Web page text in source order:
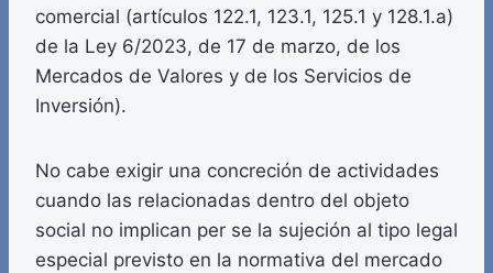
comercial (artículos 122.1, 123.1, 125.1 y 128.1.a)
de la Ley 6/2023, de 17 de marzo, de los
Mercados de Valores y de los Servicios de
Inversión).
No cabe exigir una concreción de actividades
cuando las relacionadas dentro del objeto
social no implican per se la sujeción al tipo legal
especial previsto en la normativa del mercado